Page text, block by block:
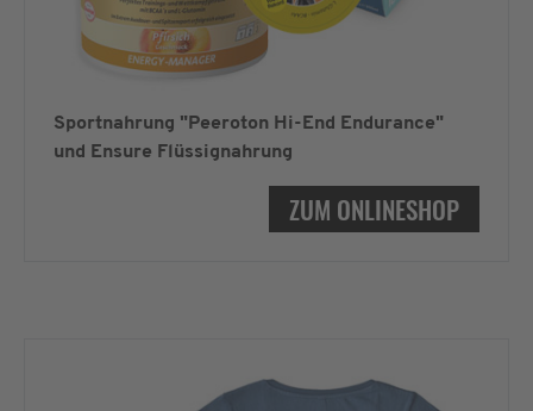
Sportnahrung "Peeroton Hi-End Endurance"
und Ensure Flüssignahrung
ZUM ONLINESHOP